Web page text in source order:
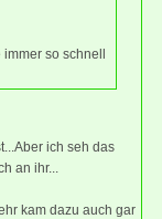
so schnell
ich seh das
an ihr...
kam dazu auch gar